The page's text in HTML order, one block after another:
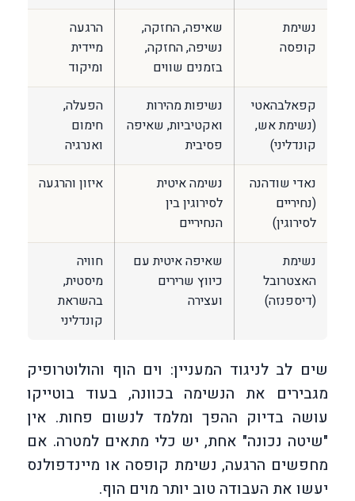
נשימת
קופסה
שאיפה, החזקה,
נשיפה, החזקה,
בזמנים שווים
הרגעה
מיידית
ומיקוד
קפאלבהאטי
(נשימת אש,
קונדליני)
נשיפות מהירות
ואקטיביות, שאיפה
פסיבית
הפעלה,
חימום
ואנרגיה
נאדי שודהנה
(נחיריים
לסירוגין)
נשימה איטית
לסירוגין בין
הנחיריים
איזון והרגעה
נשימת
האצטרובל
(דיספנזה)
שאיפה איטית עם
כיווץ שרירים
ועצירה
חוויה
מיסטית,
בהשראת
קונדליני
שים לב לניגוד המעניין: וים הוף והולוטרופיק
מגבירים את הנשימה בכוונה, בעוד בוטייקו
עושה בדיוק ההפך ומלמד לנשום פחות. אין
"שיטה נכונה" אחת, יש כלי מתאים למטרה. אם
מחפשים הרגעה, נשימת קופסה או מיינדפולנס
יעשו את העבודה טוב יותר מוים הוף.